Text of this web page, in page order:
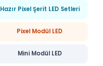
Hazır Pixel Şerit LED Setleri
Pixel Modül LED
Mini Modül LED